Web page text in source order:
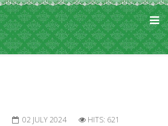
02 JULY 2024 HITS: 621